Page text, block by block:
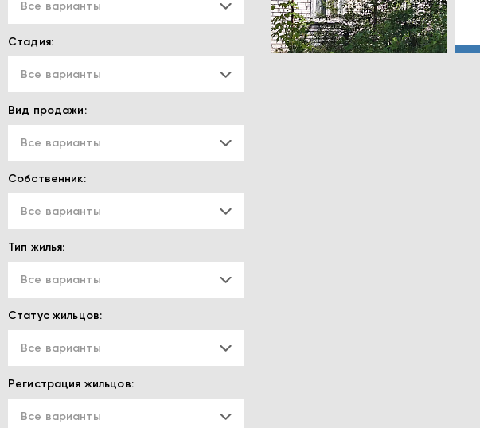
Все варианты
Стадия:
Все варианты
Вид продажи:
Все варианты
Собственник:
Все варианты
Тип жилья:
Все варианты
Статус жильцов:
Все варианты
Регистрация жильцов:
Все варианты